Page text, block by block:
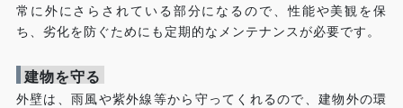
常に外にさらされている部分になるので、性能や美観を保
ち、劣化を防ぐためにも定期的なメンテナンスが必要です。
建物を守る
外壁は、雨風や紫外線等から守ってくれるので、建物外の環